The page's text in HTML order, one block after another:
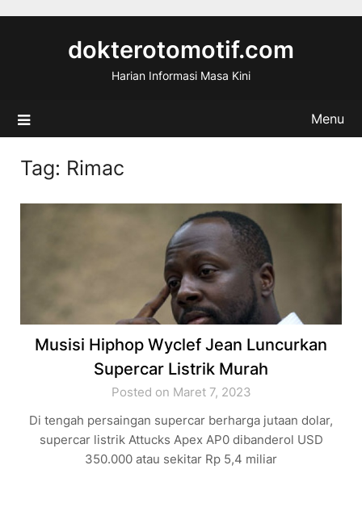
dokterotomotif.com
Harian Informasi Masa Kini
Menu
Tag: Rimac
Musisi Hiphop Wyclef Jean Luncurkan
Supercar Listrik Murah
Posted on Maret 7, 2023
Di tengah persaingan supercar berharga jutaan dolar,
supercar listrik Attucks Apex AP0 dibanderol USD
350.000 atau sekitar Rp 5,4 miliar